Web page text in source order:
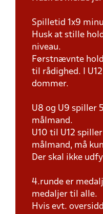
Spilletid 1x9
Husk at stille
niveau.
Førstnævnte
til rådighed. I
dommer.
U8 og U9 spiller
målmand.
U10 til U12
målmand, må
Der skal ikke
4.runde er
medaljer til alle.
Hvis evt.